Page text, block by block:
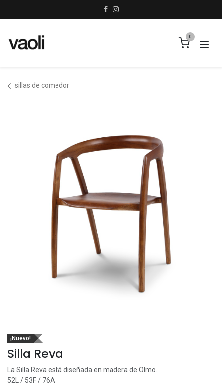
0
sillas de comedor
¡Nuevo!
Silla Reva
La Silla Reva está diseñada en madera de Olmo.
52L / 53F / 76A